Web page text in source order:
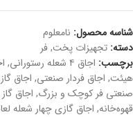
شناسه محصول: نامعلوم
دسته: تجهیزات پخت,فر
برچسب: اجاق ۴ شعله رستورانی ,
هیئت, اجاق فردار صنعتی, اجاق گاز
صنعتی فر کوچک و بزرگ, اجاق
قهوه‌خانه, اجاق گازی چهار شعله